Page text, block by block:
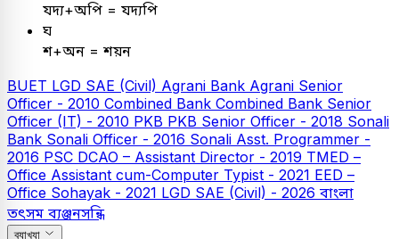
যদ্য+অপি = যদ্যপি
ঘ
শ+অন = শয়ন
BUET LGD SAE (Civil) Agrani Bank Agrani Senior
Officer - 2010 Combined Bank Combined Bank Senior
Officer (IT) - 2010 PKB PKB Senior Officer - 2018 Sonali
Bank Sonali Officer - 2016 Sonali Asst. Programmer -
2016 PSC DCAO – Assistant Director - 2019 TMED –
Office Assistant cum-Computer Typist - 2021 EED –
Office Sohayak - 2021 LGD SAE (Civil) - 2026 বাংলা
তৎসম ব্যঞ্জনসন্ধি
ব্যাখ্যা